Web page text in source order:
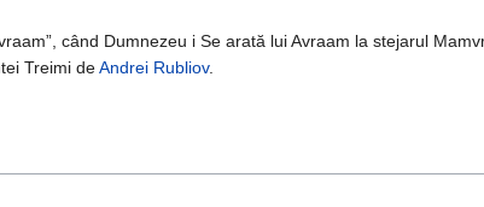
când Dumnezeu i Se arată lui Avraam la stejarul
Treimi deAndrei Rubliov.